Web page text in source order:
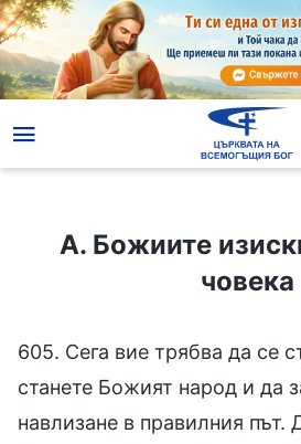
А. Божиите изисквания към човека
А. Божиите
човека
605. Сега вие трябва да се
станете Божият народ и да
навлизане в правилния път.